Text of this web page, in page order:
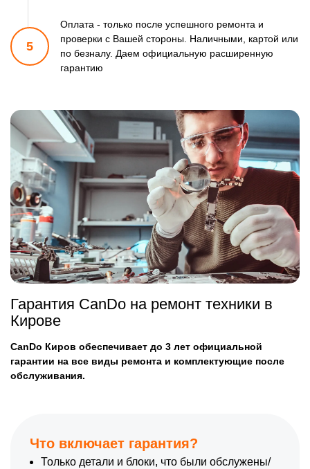
5
Оплата - только после успешного ремонта и
проверки с Вашей стороны. Наличными, картой или
по безналу. Даем официальную расширенную
гарантию
Гарантия CanDo на ремонт техники в
Кирове
CanDo Киров обеспечивает до 3 лет официальной
гарантии на все виды ремонта и комплектующие после
обслуживания.
Что включает гарантия?
Только детали и блоки, что были обслужены/